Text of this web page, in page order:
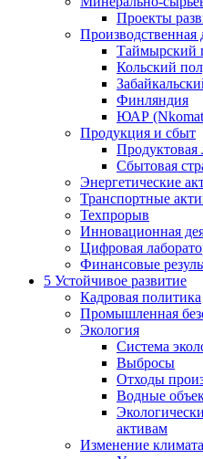
Проекты
Производственная
Таймырский
Кольский
Финляндия
ЮАР
Продукция и сбыт
Продуктовая
Сбытовая
Энергетические
Транспортные
Техпрорыв
Инновационная
Цифровая
Финансовые
5 Устойчивое развитие
Кадровая политика
Промышленная
Экология
Система
Выбросы
Отходы
Водные
активам
Изменение климата